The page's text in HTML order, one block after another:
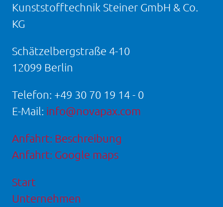
Kunststofftechnik Steiner GmbH & Co.
KG
Schätzelbergstraße 4-10
12099 Berlin
Telefon: +49 30 70 19 14 - 0
E-Mail: info@novapax.com
Anfahrt: Beschreibung
Anfahrt: Google maps
Start
Unternehmen